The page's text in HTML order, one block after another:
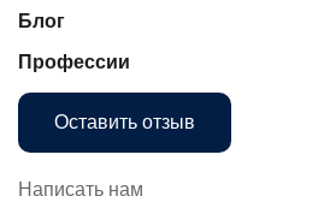
Блог
Профессии
Оставить отзыв
Написать нам